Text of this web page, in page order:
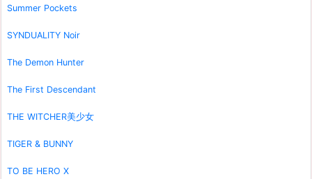
Summer Pockets
SYNDUALITY Noir
The Demon Hunter
The First Descendant
THE WITCHER美少女
TIGER & BUNNY
TO BE HERO X